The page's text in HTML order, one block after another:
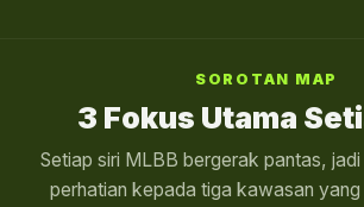
SOROTAN MAP
3 Fokus Utama
Setiap siri MLBB bergerak pantas,
perhatian kepada tiga kawasan